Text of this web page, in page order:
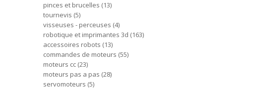
pinces et brucelles 13
tournevis 5
visseuses - perceuses 4
robotique et imprimantes 3d 163
accessoires robots 13
commandes de moteurs 55
moteurs cc 23
moteurs pas a pas 28
servomoteurs 5